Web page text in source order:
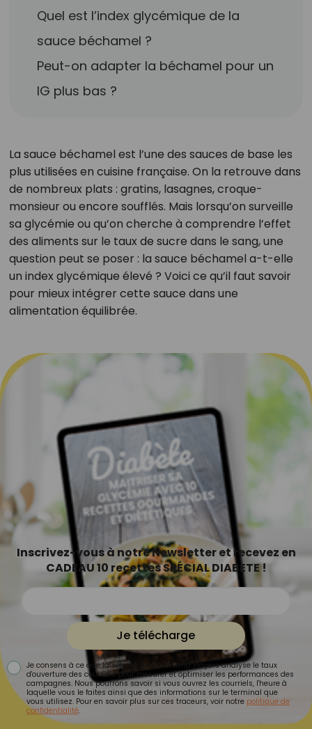
Quel est l’index glycémique de la
sauce béchamel ?
Peut-on adapter la béchamel pour un
IG plus bas ?
La sauce béchamel est l’une des sauces de base les
plus utilisées en cuisine française. On la retrouve dans
de nombreux plats : gratins, lasagnes, croque-
monsieur ou encore soufflés. Mais lorsqu’on surveille
sa glycémie ou qu’on cherche à comprendre l’effet
des aliments sur le taux de sucre dans le sang, une
question peut se poser : la sauce béchamel a-t-elle
un index glycémique élevé ? Voici ce qu’il faut savoir
pour mieux intégrer cette sauce dans une
alimentation équilibrée.
Inscrivez-vous à notre Newsletter et recevez en
CADEAU 10 recettes SPÉCIAL DIABETE !
Je télécharge
Je consens à ce que la société Digital Prisma Players analyse le taux
d'ouverture des courriels pour mesurer et optimiser les performances des
campagnes. Nous pourrons savoir si vous ouvrez les courriels, l'heure à
laquelle vous le faites ainsi que des informations sur le terminal que
vous utilisez. Pour en savoir plus sur ces traceurs, voir notre politique de
confidentialité.